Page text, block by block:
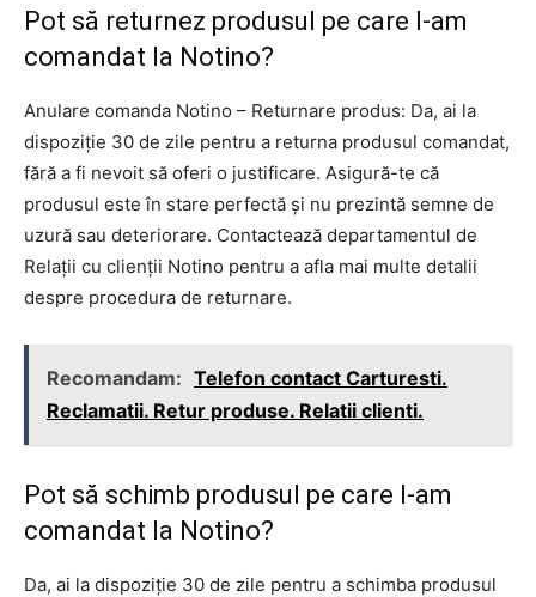
Pot să returnez produsul pe care l-am
comandat la Notino?
Anulare comanda Notino – Returnare produs: Da, ai la
dispoziție 30 de zile pentru a returna produsul comandat,
fără a fi nevoit să oferi o justificare. Asigură-te că
produsul este în stare perfectă și nu prezintă semne de
uzură sau deteriorare. Contactează departamentul de
Relații cu clienții Notino pentru a afla mai multe detalii
despre procedura de returnare.
Recomandam: Telefon contact Carturesti.
Reclamatii. Retur produse. Relatii clienti.
Pot să schimb produsul pe care l-am
comandat la Notino?
Da, ai la dispoziție 30 de zile pentru a schimba produsul